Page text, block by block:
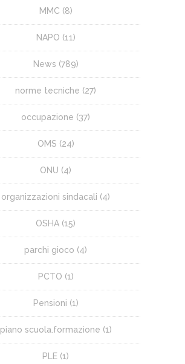
MMC (8)
NAPO (11)
News (789)
norme tecniche (27)
occupazione (37)
OMS (24)
ONU (4)
organizzazioni sindacali (4)
OSHA (15)
parchi gioco (4)
PCTO (1)
Pensioni (1)
piano scuola.formazione (1)
PLE (1)